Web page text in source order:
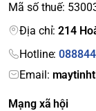
Mã số thuế:
Địa chỉ:214
Hotline:
Email:
Mạng xã hội